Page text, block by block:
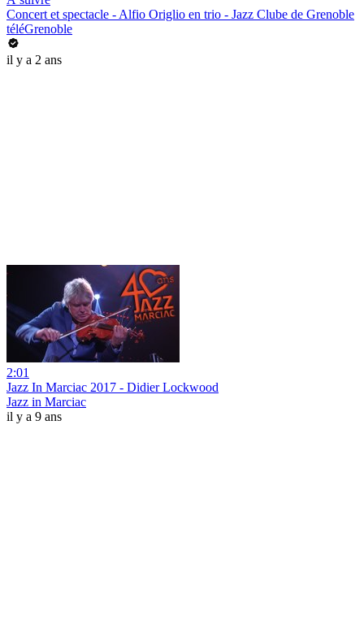
Concert et spectacle - Alfio Origlio en trio - Jazz Clube de Grenoble
téléGrenoble
il y a 2 ans
2:01
Jazz In Marciac 2017 - Didier Lockwood
Jazz in Marciac
il y a 9 ans